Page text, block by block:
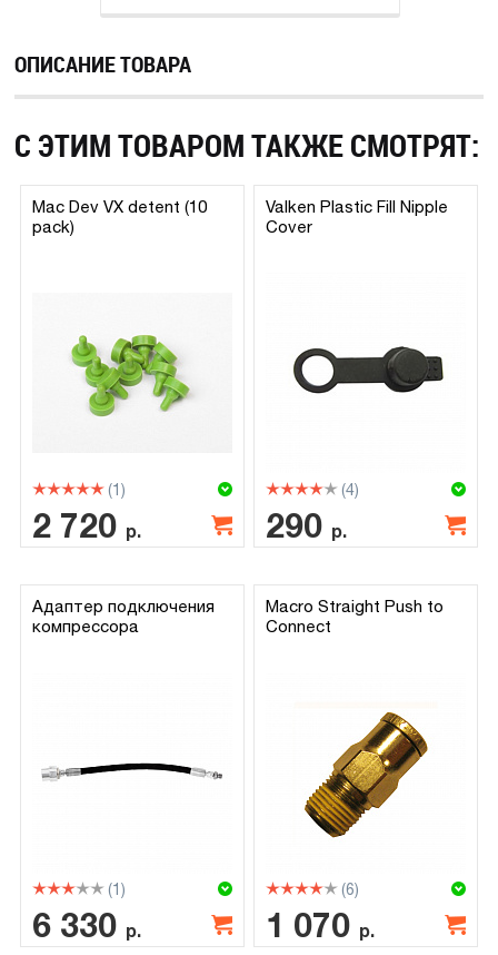
ОПИСАНИЕ ТОВАРА
С ЭТИМ ТОВАРОМ ТАКЖЕ СМОТРЯТ:
Mac Dev VX detent (10
pack)
(1)
2 720 р.
Valken Plastic Fill Nipple
Cover
(4)
290 р.
Адаптер подключения
компрессора
(1)
6 330 р.
Macro Straight Push to
Connect
(6)
1 070 р.